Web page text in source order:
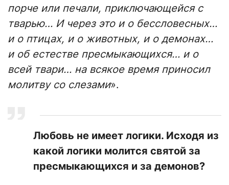
порче или печали, приключающейся с
тварью… И через это и о бессловесных…
и о птицах, и о животных, и о демонах…
и об естестве пресмыкающихся… и о
всей твари… на всякое время приносил
молитву со слезами».
Любовь не имеет логики. Исходя из
какой логики молится святой за
пресмыкающихся и за демонов?